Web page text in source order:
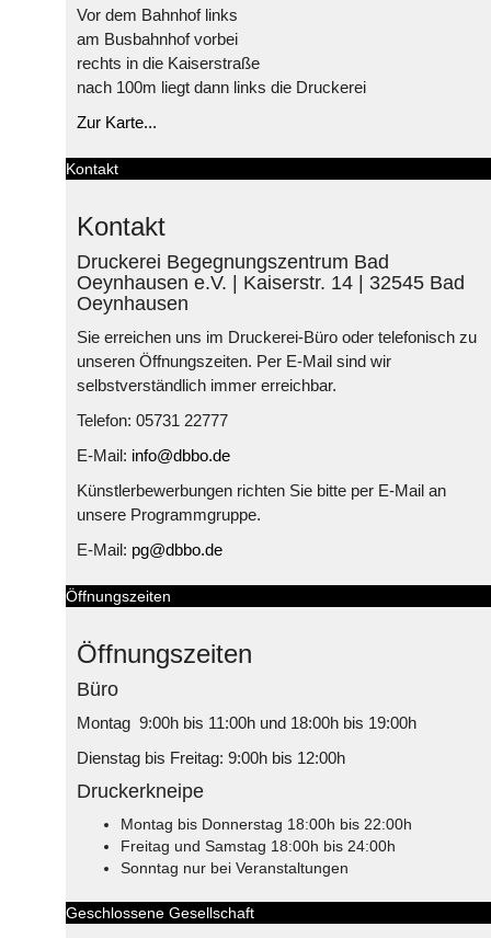
Vor dem Bahnhof links
am Busbahnhof vorbei
rechts in die Kaiserstraße
nach 100m liegt dann links die Druckerei
Zur Karte...
Kontakt
Kontakt
Druckerei Begegnungszentrum Bad
Oeynhausen e.V. | Kaiserstr. 14 | 32545 Bad
Oeynhausen
Sie erreichen uns im Druckerei-Büro oder telefonisch zu
unseren Öffnungszeiten. Per E-Mail sind wir
selbstverständlich immer erreichbar.
Telefon: 05731 22777
E-Mail: info@dbbo.de
Künstlerbewerbungen richten Sie bitte per E-Mail an
unsere Programmgruppe.
E-Mail: pg@dbbo.de
Öffnungszeiten
Öffnungszeiten
Büro
Montag 9:00h bis 11:00h und 18:00h bis 19:00h
Dienstag bis Freitag: 9:00h bis 12:00h
Druckerkneipe
Montag bis Donnerstag 18:00h bis 22:00h
Freitag und Samstag 18:00h bis 24:00h
Sonntag nur bei Veranstaltungen
Geschlossene Gesellschaft